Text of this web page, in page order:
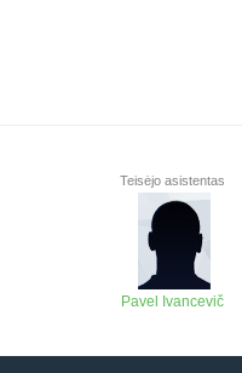
Teisėjo asistentas
Pavel Ivancevič